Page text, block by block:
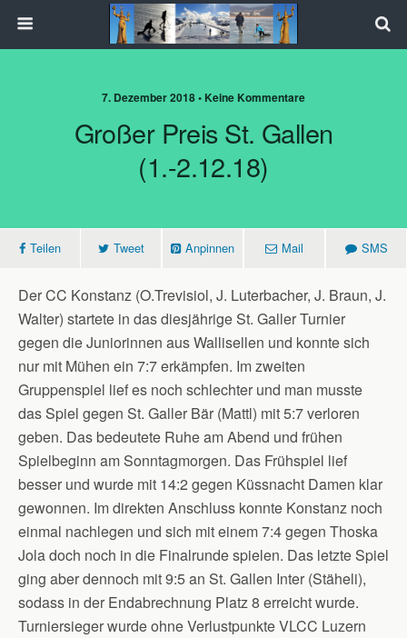
7. Dezember 2018 • Keine Kommentare
Großer Preis St. Gallen
(1.-2.12.18)
Teilen Tweet Anpinnen Mail SMS
Der CC Konstanz (O.Trevisiol, J. Luterbacher, J. Braun, J.
Walter) startete in das diesjährige St. Galler Turnier
gegen die Juniorinnen aus Wallisellen und konnte sich
nur mit Mühen ein 7:7 erkämpfen. Im zweiten
Gruppenspiel lief es noch schlechter und man musste
das Spiel gegen St. Galler Bär (Mattl) mit 5:7 verloren
geben. Das bedeutete Ruhe am Abend und frühen
Spielbeginn am Sonntagmorgen. Das Frühspiel lief
besser und wurde mit 14:2 gegen Küssnacht Damen klar
gewonnen. Im direkten Anschluss konnte Konstanz noch
einmal nachlegen und sich mit einem 7:4 gegen Thoska
Jola doch noch in die Finalrunde spielen. Das letzte Spiel
ging aber dennoch mit 9:5 an St. Gallen Inter (Stäheli),
sodass in der Endabrechnung Platz 8 erreicht wurde.
Turniersieger wurde ohne Verlustpunkte VLCC Luzern